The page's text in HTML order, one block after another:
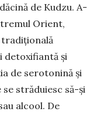
de Kudzu. A­
Orient,
detoxifiantă și
de serotonină și
străduiesc să-și
alcool. De